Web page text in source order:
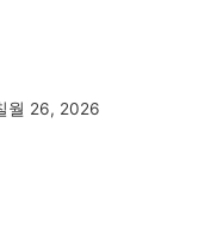
월 26, 2026